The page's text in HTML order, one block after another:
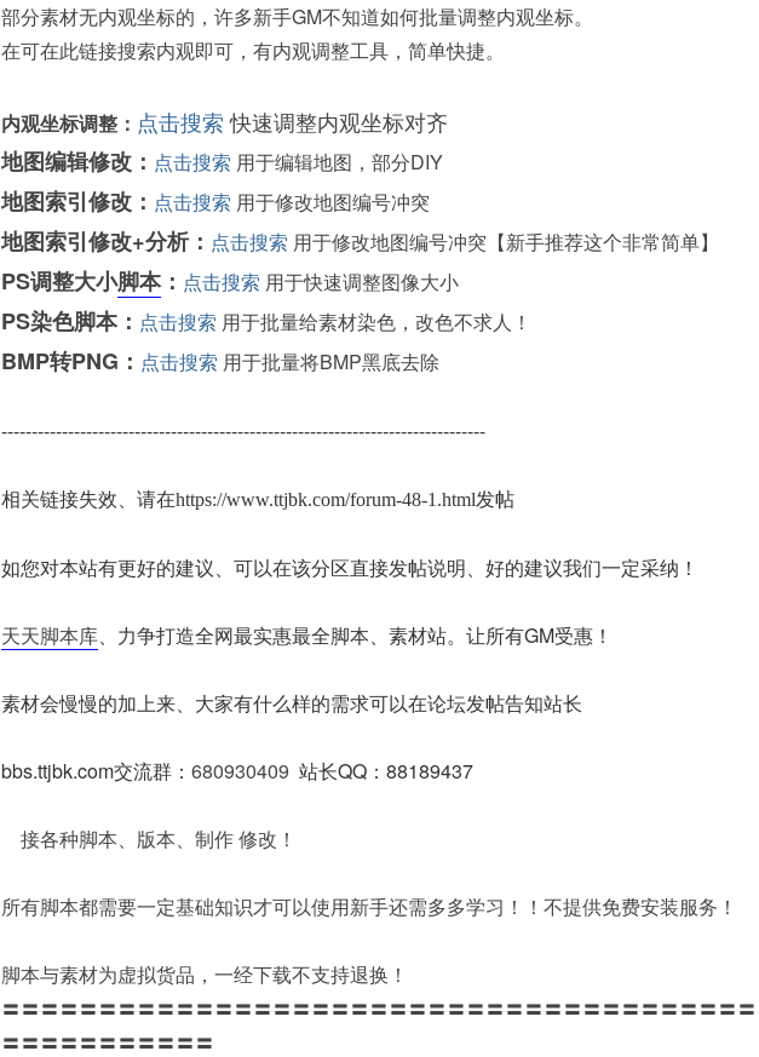
部分素材无内观坐标的，许多新手GM不知道如何批量调整内观坐标。
在可在此链接搜索内观即可，有内观调整工具，简单快捷。
内观坐标调整： 点击搜索快速调整内观坐标对齐
地图编辑修改： 点击搜索 用于编辑地图，部分DIY
地图索引修改： 点击搜索 用于修改地图编号冲突
地图索引修改+分析： 点击搜索 用于修改地图编号冲突【新手推荐这个非常简单】
PS调整大小脚本： 点击搜索 用于快速调整图像大小
PS染色脚本： 点击搜索 用于批量给素材染色，改色不求人！
BMP转PNG： 点击搜索 用于批量将BMP黑底去除
--------------------------------------------------------------------------------
相关链接失效、请在https://www.ttjbk.com/forum-48-1.html发帖
如您对本站有更好的建议、可以在该分区直接发帖说明、好的建议我们一定采纳！
天天脚本库、力争打造全网最实惠最全脚本、素材站。让所有GM受惠！
素材会慢慢的加上来、大家有什么样的需求可以在论坛发帖告知站长
bbs.ttjbk.com交流群： 680930409 站长QQ：88189437
接各种脚本、版本、制作 修改！
所有脚本都需要一定基础知识才可以使用新手还需多多学习！！不提供免费安装服务！
脚本与素材为虚拟货品，一经下载不支持退换！
〓〓〓〓〓〓〓〓〓〓〓〓〓〓〓〓〓〓〓〓〓〓〓〓〓〓〓〓〓〓〓〓〓〓〓〓〓〓
〓〓〓〓〓〓〓〓〓〓〓